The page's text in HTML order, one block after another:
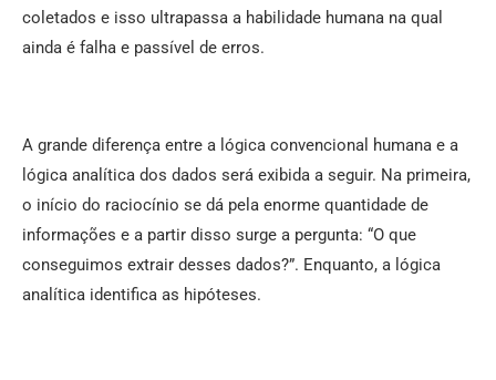
coletados e isso ultrapassa a habilidade humana na qual
ainda é falha e passível de erros.
A grande diferença entre a lógica convencional humana e a
lógica analítica dos dados será exibida a seguir. Na primeira,
o início do raciocínio se dá pela enorme quantidade de
informações e a partir disso surge a pergunta: “O que
conseguimos extrair desses dados?”. Enquanto, a lógica
analítica identifica as hipóteses.